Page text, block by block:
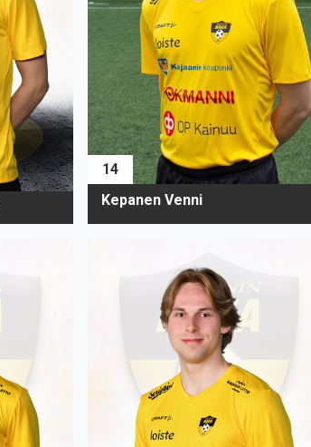
14
Kepanen Venni